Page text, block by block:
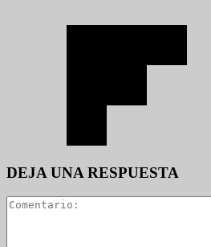
DEJA UNA RESPUESTA